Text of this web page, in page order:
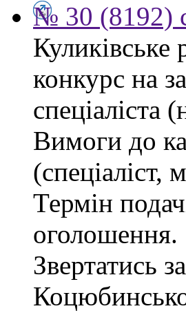
№ 30 (8192)
Куликівське
конкурс на
спеціаліста
Вимоги до
(спеціаліст,
Термін
оголошення.
Звертатись